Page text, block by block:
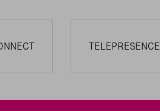
TELEPRESENCE